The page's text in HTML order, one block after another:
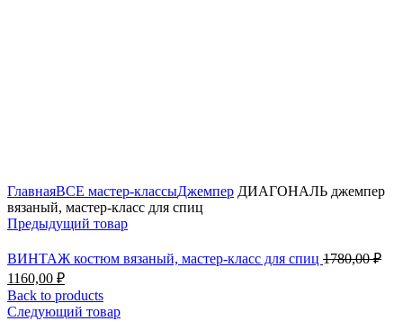
ГлавнаяВСЕ мастер-классыДжемпер ДИАГОНАЛЬ джемпер
вязаный, мастер-класс для спиц
Предыдущий товар
ВИНТАЖ костюм вязаный, мастер-класс для спиц 1780,00₽
1160,00 ₽Текущая
цена:
1160,00 ₽.
Back to products
Следующий товар